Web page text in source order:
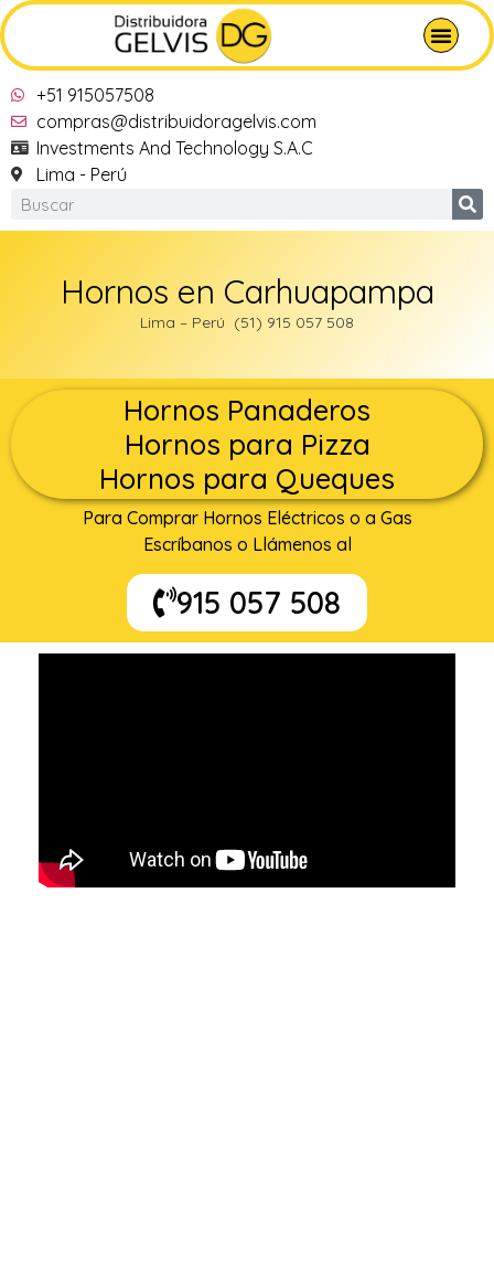
+51 915057508
compras@distribuidoragelvis.com
Investments And Technology S.A.C
Lima - Perú
Hornos en Carhuapampa
Lima – Perú (51) 915 057 508
Hornos Panaderos
Hornos para Pizza
Hornos para Queques
Para Comprar Hornos Eléctricos o a Gas
Escríbanos o Llámenos al
915 057 508